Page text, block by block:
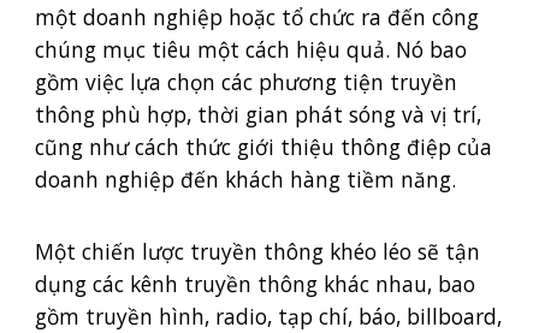
một doanh nghiệp hoặc tổ chức ra đến công
chúng mục tiêu một cách hiệu quả. Nó bao
gồm việc lựa chọn các phương tiện truyền
thông phù hợp, thời gian phát sóng và vị trí,
cũng như cách thức giới thiệu thông điệp của
doanh nghiệp đến khách hàng tiềm năng.
Một chiến lược truyền thông khéo léo sẽ tận
dụng các kênh truyền thông khác nhau, bao
gồm truyền hình, radio, tạp chí, báo, billboard,